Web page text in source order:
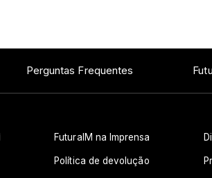
Perguntas Frequentes
FuturaIM na Imprensa
Política de devolução